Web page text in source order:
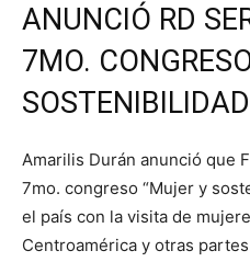
ANUNCIÓ RD
7MO.
Amarilis Durán anunció que
7mo. congreso “Mujer y
el país con la visita de
Centroamérica y otras